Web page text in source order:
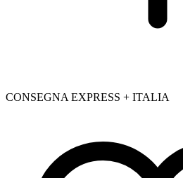
CONSEGNA EXPRESS + ITALIA